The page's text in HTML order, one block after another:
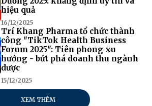
hiệu quả
16/12/2025
Trí Khang Pharma tổ chức thành
công "TikTok Health Business
Forum 2025": Tiên phong xu
hướng - bứt phá doanh thu ngành
dược
15/12/2025
XEM THÊM